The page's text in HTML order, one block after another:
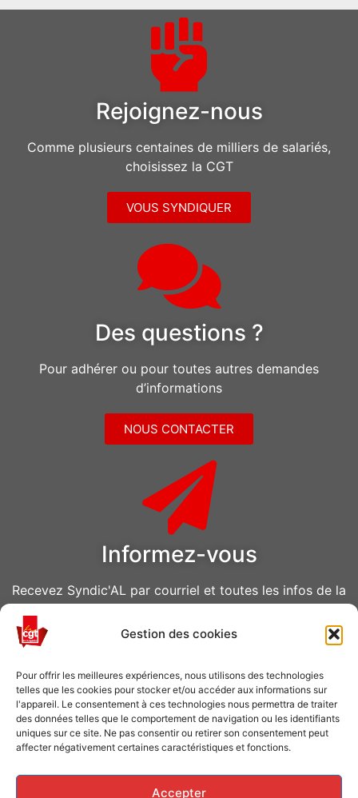
Gestion des cookies
Pour offrir les meilleures expériences, nous utilisons des technologies
telles que les cookies pour stocker et/ou accéder aux informations sur
l'appareil. Le consentement à ces technologies nous permettra de traiter
des données telles que le comportement de navigation ou les identifiants
uniques sur ce site. Ne pas consentir ou retirer son consentement peut
affecter négativement certaines caractéristiques et fonctions.
Accepter
Rejoignez-nous
Comme plusieurs centaines de milliers de salariés,
choisissez la CGT
VOUS SYNDIQUER
Des questions ?
Pour adhérer ou pour toutes autres demandes
d’informations
NOUS CONTACTER
Informez-vous
Recevez Syndic'AL par courriel et toutes les infos de la
CGT Air Liquide
Caisse de grève